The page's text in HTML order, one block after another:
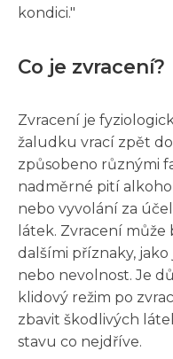
kondici."
Co je zvracení?
Zvracení je
žaludku vrací zpět
způsobeno různými
nadměrné pití
nebo vyvolání za
látek. Zvracení
dalšími příznaky, jako
nebo nevolnost. Je
klidový režim po
zbavit škodlivých
stavu co nejdříve.